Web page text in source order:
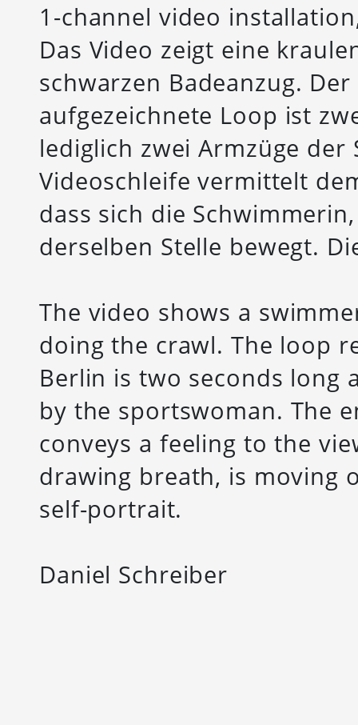
1-channel video
Das Video zeigt eine
schwarzen Badeanzug.
aufgezeichnete Loop ist
lediglich zwei Armzüge
Videoschleife vermittelt
dass sich die
derselben Stelle bewegt.
The video shows a
doing the crawl. The loop
Berlin is two seconds long
by the sportswoman. The
conveys a feeling to the
drawing breath, is moving
self-portrait.
Daniel Schreiber